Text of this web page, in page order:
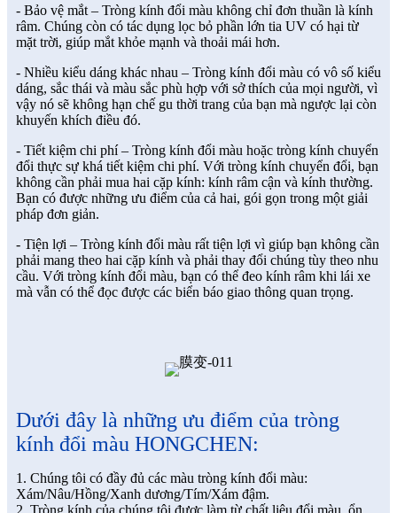
- Bảo vệ mắt – Tròng kính đổi màu không chỉ đơn thuần là kính
râm. Chúng còn có tác dụng lọc bỏ phần lớn tia UV có hại từ
mặt trời, giúp mắt khỏe mạnh và thoải mái hơn.
- Nhiều kiểu dáng khác nhau – Tròng kính đổi màu có vô số kiểu
dáng, sắc thái và màu sắc phù hợp với sở thích của mọi người, vì
vậy nó sẽ không hạn chế gu thời trang của bạn mà ngược lại còn
khuyến khích điều đó.
- Tiết kiệm chi phí – Tròng kính đổi màu hoặc tròng kính chuyển
đổi thực sự khá tiết kiệm chi phí. Với tròng kính chuyển đổi, bạn
không cần phải mua hai cặp kính: kính râm cận và kính thường.
Bạn có được những ưu điểm của cả hai, gói gọn trong một giải
pháp đơn giản.
- Tiện lợi – Tròng kính đổi màu rất tiện lợi vì giúp bạn không cần
phải mang theo hai cặp kính và phải thay đổi chúng tùy theo nhu
cầu. Với tròng kính đổi màu, bạn có thể đeo kính râm khi lái xe
mà vẫn có thể đọc được các biển báo giao thông quan trọng.
Dưới đây là những ưu điểm của tròng
kính đổi màu HONGCHEN:
1. Chúng tôi có đầy đủ các màu tròng kính đổi màu:
Xám/Nâu/Hồng/Xanh dương/Tím/Xám đậm.
2. Tròng kính của chúng tôi được làm từ chất liệu đổi màu, ổn